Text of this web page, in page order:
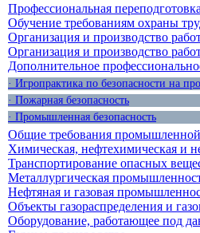
Профессиональная
Обучение требованиям охраны
Организация и производство
Организация и производство
Дополнительное
· Игропрактика по безопасности на
· Пожарная безопасность
· Промышленная безопасность
Общие требования промышленной
Химическая, нефтехимическая и
Транспортирование опасных
Металлургическая
Нефтяная и газовая
Объекты газораспределения и
Оборудование, работающее под